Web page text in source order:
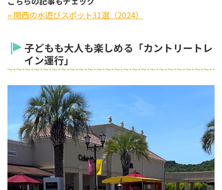
» 関西の水遊びスポット31選（2024）
子どもも大人も楽しめる「カントリートレ
イン運行」